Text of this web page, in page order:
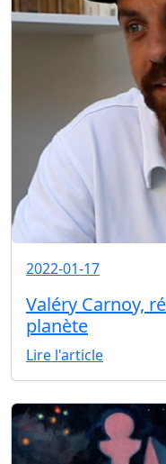
2022-01-17
Valéry Carnoy,
planète
Lire l'article